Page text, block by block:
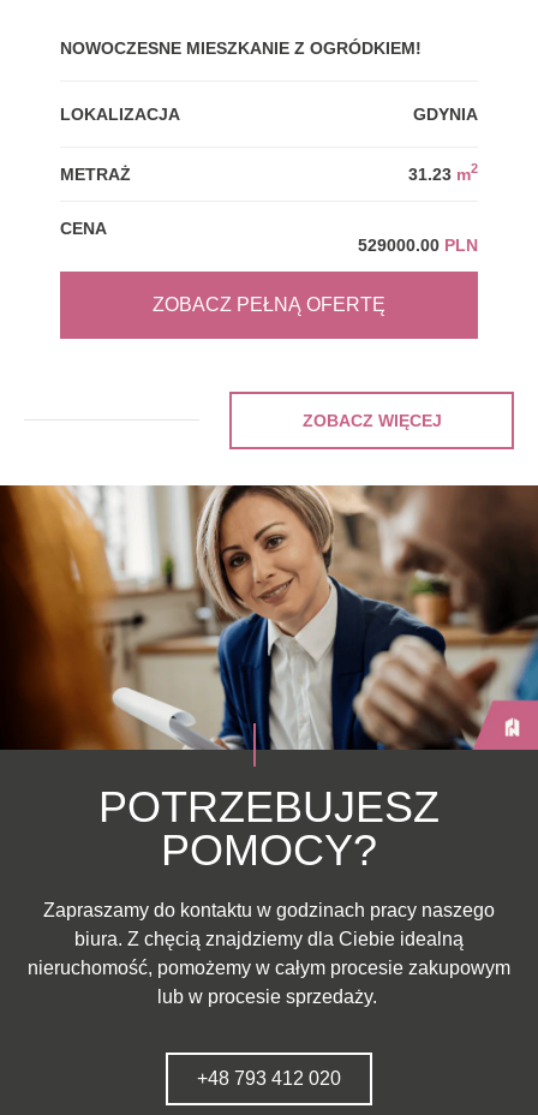
NOWOCZESNE MIESZKANIE Z OGRÓDKIEM!
LOKALIZACJA GDYNIA
METRAŻ 31.23 m2
CENA
529000.00 PLN
ZOBACZ PEŁNĄ OFERTĘ
ZOBACZ WIĘCEJ
POTRZEBUJESZ
POMOCY?
Zapraszamy do kontaktu w godzinach pracy naszego
biura. Z chęcią znajdziemy dla Ciebie idealną
nieruchomość, pomożemy w całym procesie zakupowym
lub w procesie sprzedaży.
+48 793 412 020